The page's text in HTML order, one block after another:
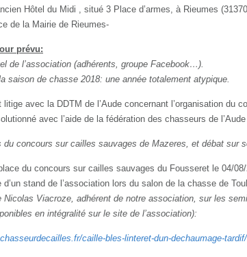
Hôtel du Midi , situé 3 Place d’armes, à Rieumes
de la Mairie de Rieumes-
prévu:
de l’association (adhérents, groupe Facebook…).
saison de chasse 2018: une année totalement atypique.
litige avec la DDTM de l’Aude concernant l’organisation du
avec l’aide de la fédération des chasseurs de
du concours sur cailles sauvages de Mazeres, et débat sur
du concours sur cailles sauvages du Fousseret le 04/
d’un stand de l’association lors du salon de la chasse de
Nicolas Viacroze, adhérent de notre association, sur les
en intégralité sur le site de l’association):
fr/caille-bles-linteret-dun-dechaumage-tardif/